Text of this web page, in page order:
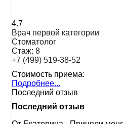
4.7
Врач первой категории
Стоматолог
Стаж: 8
+7 (499) 519-38-52
Стоимость приема:
Подробнее...
Последний отзыв
Последний отзыв